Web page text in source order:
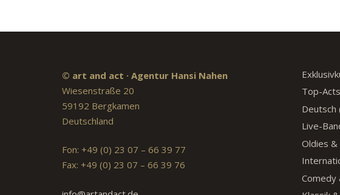
© art and act · Agentur Hansi Nahen
Wiesenstraße 20
59192 Bergkamen
Deutschland
Fon: +49 (0) 23 07 – 66 39 77
Fax: +49 (0) 23 07 – 66 39 76
Top-
Deutsch
Live-
Oldies
Comedy